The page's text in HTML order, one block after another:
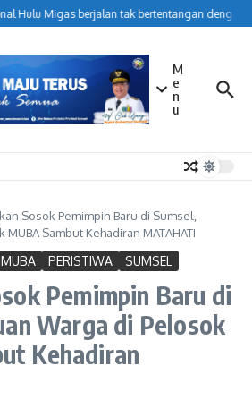
Hulu Migas berjalan tak bertentangan dengan
M
e
n
u
Sosok Pemimpin Baru di Sumsel,
Sambut Kehadiran MATAHATI
MUBA PERISTIWA SUMSEL
Pemimpin Baru di
Warga di Pelosok
Kehadiran